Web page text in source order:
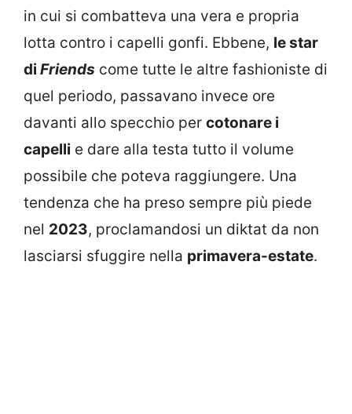
in cui si combatteva una vera e propria
lotta contro i capelli gonfi. Ebbene, le star
di Friends come tutte le altre fashioniste di
quel periodo, passavano invece ore
davanti allo specchio per cotonare i
capelli e dare alla testa tutto il volume
possibile che poteva raggiungere. Una
tendenza che ha preso sempre più piede
nel 2023, proclamandosi un diktat da non
lasciarsi sfuggire nella primavera-estate.